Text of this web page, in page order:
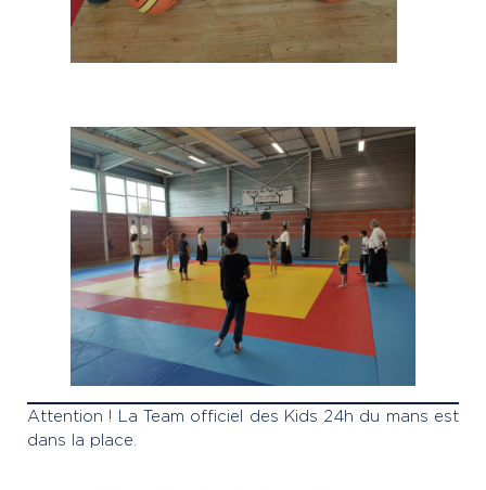
Attention ! La Team officiel des Kids 24h du mans est
dans la place.